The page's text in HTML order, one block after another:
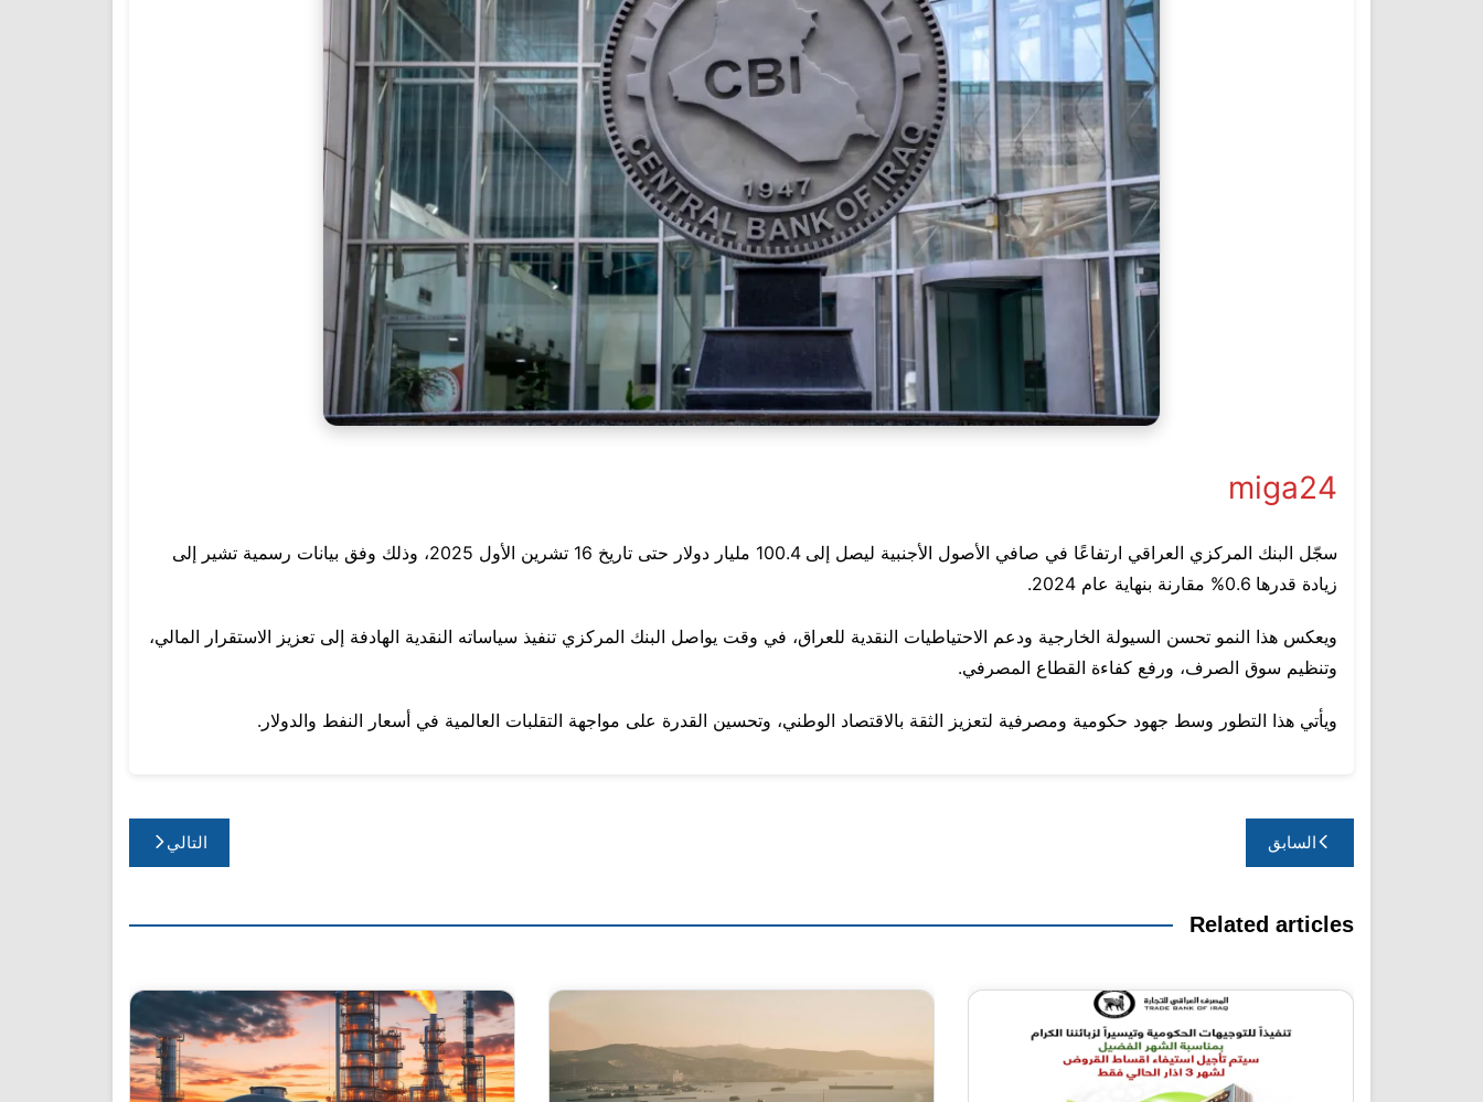
miga24
سجّل البنك المركزي العراقي ارتفاعًا في صافي الأصول الأجنبية ليصل إلى 100.4 مليار دولار حتى تاريخ 16 تشرين الأول 2025، وذلك وفق بيانات رسمية تشير إلى
زيادة قدرها 0.6% مقارنة بنهاية عام 2024.
ويعكس هذا النمو تحسن السيولة الخارجية ودعم الاحتياطيات النقدية للعراق، في وقت يواصل البنك المركزي تنفيذ سياساته النقدية الهادفة إلى تعزيز الاستقرار المالي،
وتنظيم سوق الصرف، ورفع كفاءة القطاع المصرفي.
ويأتي هذا التطور وسط جهود حكومية ومصرفية لتعزيز الثقة بالاقتصاد الوطني، وتحسين القدرة على مواجهة التقلبات العالمية في أسعار النفط والدولار.
تصفّح
المقالات
السابق التالي
Related articles